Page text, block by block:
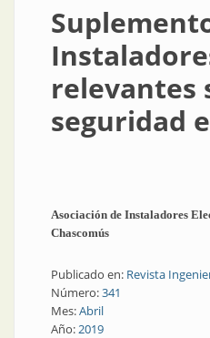
relevantes
seguridad
Asociación de Instaladores
Chascomús
Publicado en: Revista
Número:341
Mes:Abril
Año:2019